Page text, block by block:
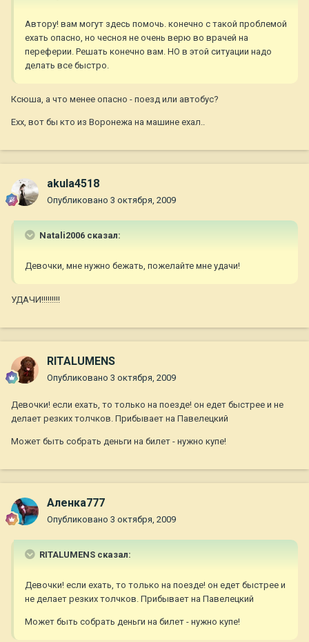
Автору! вам могут здесь помочь. конечно с такой проблемой
ехать опасно, но чесноя не очень верю во врачей на
переферии. Решать конечно вам. НО в этой ситуации надо
делать все быстро.
Ксюша, а что менее опасно - поезд или автобус?
Ехх, вот бы кто из Воронежа на машине ехал..
akula4518
Опубликовано 3 октября, 2009
Natali2006 сказал:
Девочки, мне нужно бежать, пожелайте мне удачи!
УДАЧИ!!!!!!!!!
RITALUMENS
Опубликовано 3 октября, 2009
Девочки! если ехать, то только на поезде! он едет быстрее и не
делает резких толчков. Прибывает на Павелецкий
Может быть собрать деньги на билет - нужно купе!
Аленка777
Опубликовано 3 октября, 2009
RITALUMENS сказал:
Девочки! если ехать, то только на поезде! он едет быстрее и
не делает резких толчков. Прибывает на Павелецкий
Может быть собрать деньги на билет - нужно купе!